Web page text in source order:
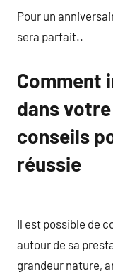
Pour un
sera parfait..
Comment
dans
conseils
réussie
Il est possible de
autour de sa
grandeur nature,